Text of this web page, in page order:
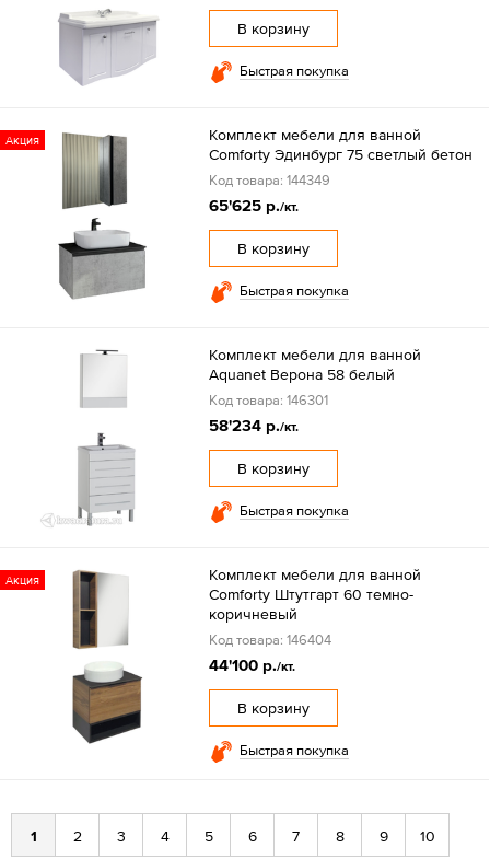
В корзину
Быстрая покупка
Акция
Комплект мебели для ванной
Comforty Эдинбург 75 светлый бетон
Код товара: 144349
65'625 р./кт.
В корзину
Быстрая покупка
Комплект мебели для ванной
Aquanet Верона 58 белый
Код товара: 146301
58'234 р./кт.
В корзину
Быстрая покупка
Акция
Комплект мебели для ванной
Comforty Штутгарт 60 темно-
коричневый
Код товара: 146404
44'100 р./кт.
В корзину
Быстрая покупка
1 2 3 4 5 6 7 8 9 10